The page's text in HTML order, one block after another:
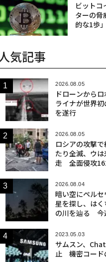
ビットコ
ターの脅
的な1歩
気記事
2026.08.05
ドローンから
ライナが世界初
を遂行
2026.08.05
ロシアの攻撃
たり全滅、ウ
走 全面侵攻
2026.08.04
暗い空にペル
星を探し、は
の川を辿る 今
2023.05.03
サムスン、
止 機密コード